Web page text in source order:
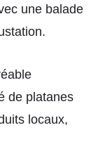
une balade
de platanes
locaux,